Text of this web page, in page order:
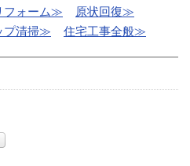
フォーム≫
原状回復≫
プ清掃≫ 住宅工事全般≫